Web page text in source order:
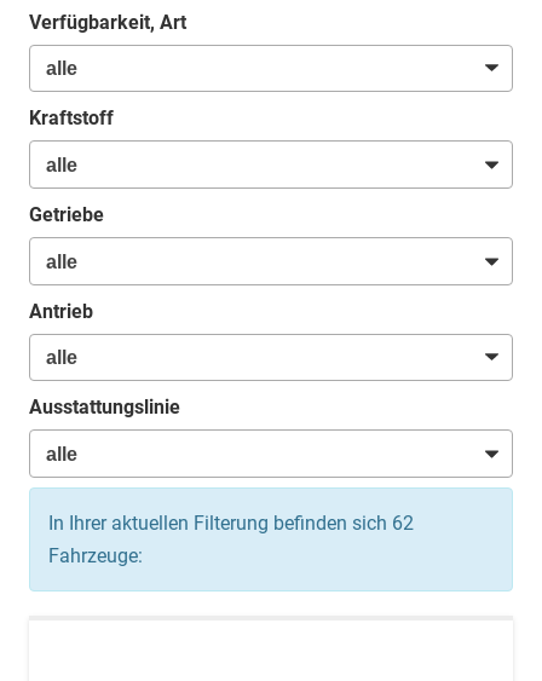
Verfügbarkeit, Art
Kraftstoff
Getriebe
Antrieb
Ausstattungslinie
In Ihrer aktuellen Filterung befinden sich 62
Fahrzeuge: